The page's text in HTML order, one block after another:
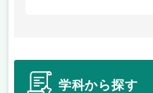
学科から探す